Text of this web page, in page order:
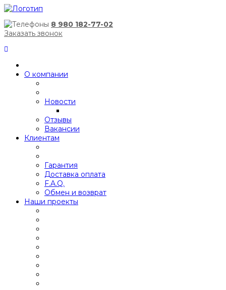
8 980 182-77-02
Заказать звонок
О компании
Новости
Отзывы
Вакансии
Клиентам
Гарантия
Доставка оплата
F.A.Q.
Обмен и возврат
Наши проекты